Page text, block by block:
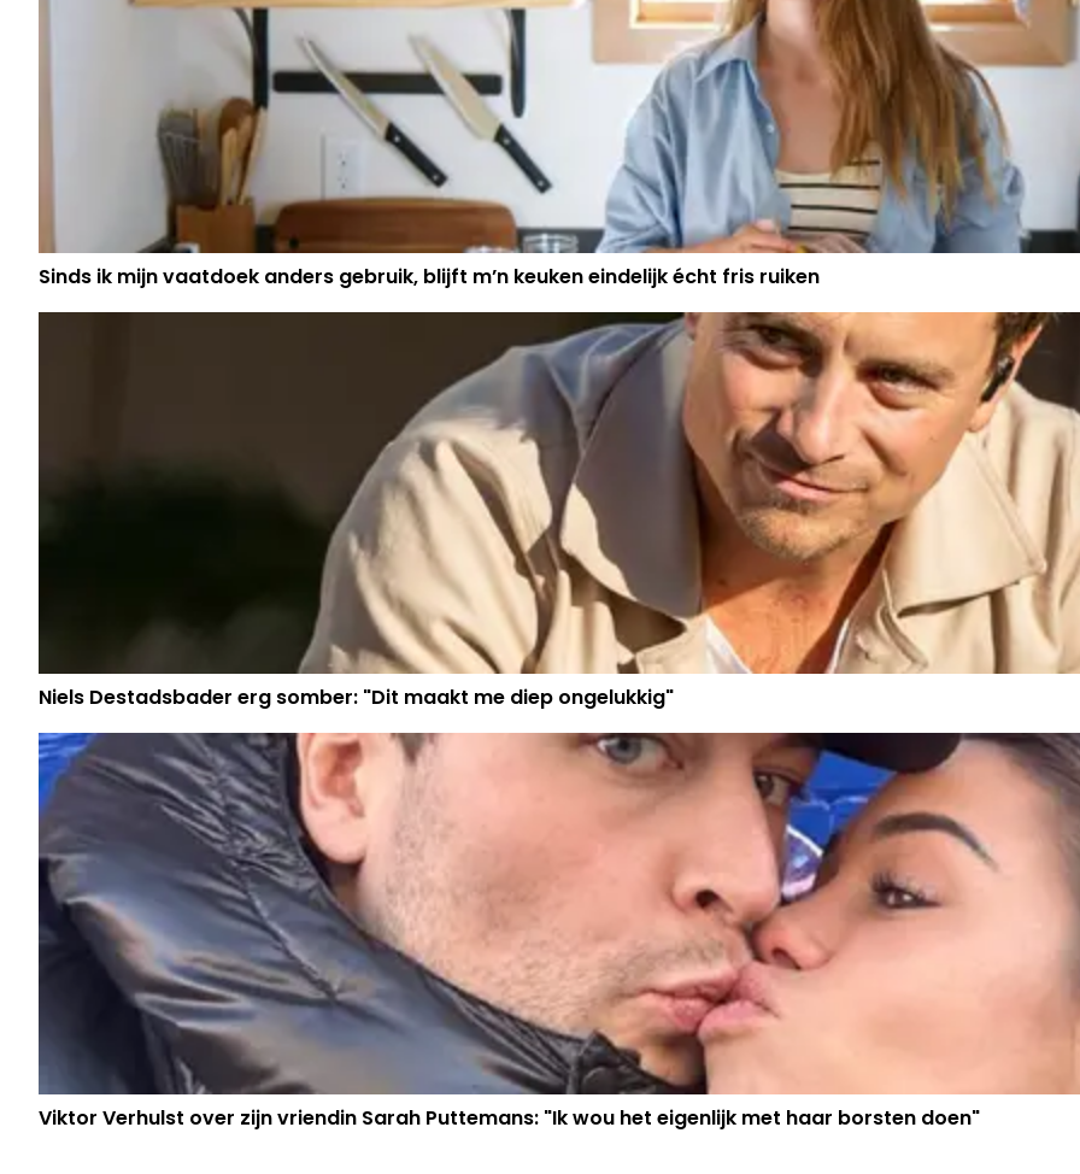
Sinds ik mijn vaatdoek anders gebruik, blijft m’n keuken eindelijk écht fris ruiken
Niels Destadsbader erg somber: "Dit maakt me diep ongelukkig"
Viktor Verhulst over zijn vriendin Sarah Puttemans: "Ik wou het eigenlijk met haar borsten doen"